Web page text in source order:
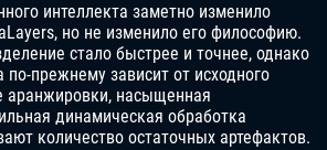
интеллекта заметно изменило
но не изменило его философию.
стало быстрее и точнее, однако
по-прежнему зависит от исходного
аранжировки, насыщенная
динамическая обработка
количество остаточных артефактов.